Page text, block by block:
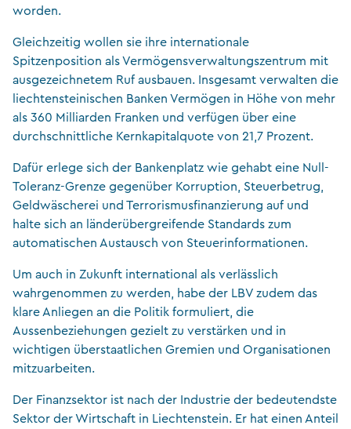
worden.
Gleichzeitig wollen sie ihre internationale
Spitzenposition als Vermögensverwaltungszentrum mit
ausgezeichnetem Ruf ausbauen. Insgesamt verwalten die
liechtensteinischen Banken Vermögen in Höhe von mehr
als 360 Milliarden Franken und verfügen über eine
durchschnittliche Kernkapitalquote von 21,7 Prozent.
Dafür erlege sich der Bankenplatz wie gehabt eine Null-
Toleranz-Grenze gegenüber Korruption, Steuerbetrug,
Geldwäscherei und Terrorismusfinanzierung auf und
halte sich an länderübergreifende Standards zum
automatischen Austausch von Steuerinformationen.
Um auch in Zukunft international als verlässlich
wahrgenommen zu werden, habe der LBV zudem das
klare Anliegen an die Politik formuliert, die
Aussenbeziehungen gezielt zu verstärken und in
wichtigen überstaatlichen Gremien und Organisationen
mitzuarbeiten.
Der Finanzsektor ist nach der Industrie der bedeutendste
Sektor der Wirtschaft in Liechtenstein. Er hat einen Anteil